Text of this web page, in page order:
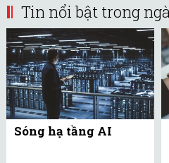
Tin nổi bật trong
Sóng hạ tầng AI